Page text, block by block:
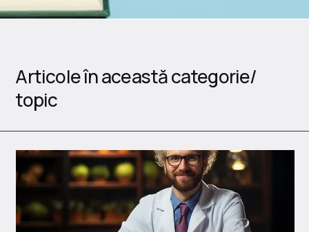
Articole în această categorie/
topic